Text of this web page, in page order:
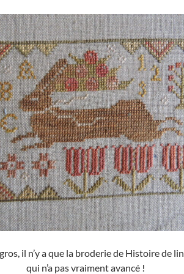
il n’y a que la broderie de Histoire de lin
qui n’a pas vraiment avancé !